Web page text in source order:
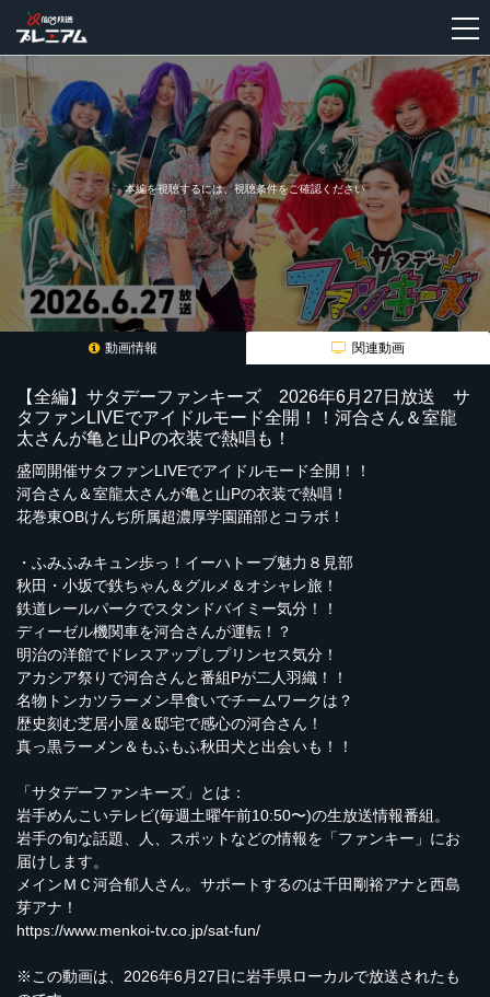
新
規
登
録
本編を視聴するには、視聴条件をご確認ください
動画情報 関連動画
【全編】サタデーファンキーズ 2026年6月27日放送 サ
タファンLIVEでアイドルモード全開！！河合さん＆室龍
太さんが亀と山Pの衣装で熱唱も！
盛岡開催サタファンLIVEでアイドルモード全開！！
河合さん＆室龍太さんが亀と山Pの衣装で熱唱！
花巻東OBけんぢ所属超濃厚学園踊部とコラボ！
・ふみふみキュン歩っ！イーハトーブ魅力８見部
秋田・小坂で鉄ちゃん＆グルメ＆オシャレ旅！
鉄道レールパークでスタンドバイミー気分！！
ディーゼル機関車を河合さんが運転！？
明治の洋館でドレスアップしプリンセス気分！
アカシア祭りで河合さんと番組Pが二人羽織！！
名物トンカツラーメン早食いでチームワークは？
歴史刻む芝居小屋＆邸宅で感心の河合さん！
真っ黒ラーメン＆もふもふ秋田犬と出会いも！！
「サタデーファンキーズ」とは：
岩手めんこいテレビ(毎週土曜午前10:50〜)の生放送情報番組。
岩手の旬な話題、人、スポットなどの情報を「ファンキー」にお
届けします。
メインＭＣ河合郁人さん。サポートするのは千田剛裕アナと西島
芽アナ！
https://www.menkoi-tv.co.jp/sat-fun/
※この動画は、2026年6月27日に岩手県ローカルで放送されたも